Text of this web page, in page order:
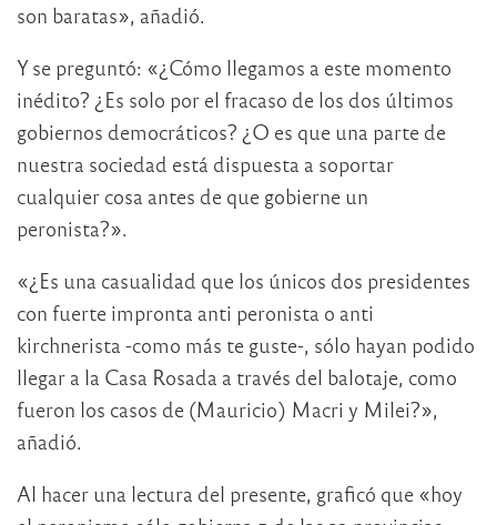
son baratas», añadió.
Y se preguntó: «¿Cómo llegamos a este momento
inédito? ¿Es solo por el fracaso de los dos últimos
gobiernos democráticos? ¿O es que una parte de
nuestra sociedad está dispuesta a soportar
cualquier cosa antes de que gobierne un
peronista?».
«¿Es una casualidad que los únicos dos presidentes
con fuerte impronta anti peronista o anti
kirchnerista -como más te guste-, sólo hayan podido
llegar a la Casa Rosada a través del balotaje, como
fueron los casos de (Mauricio) Macri y Milei?»,
añadió.
Al hacer una lectura del presente, graficó que «hoy